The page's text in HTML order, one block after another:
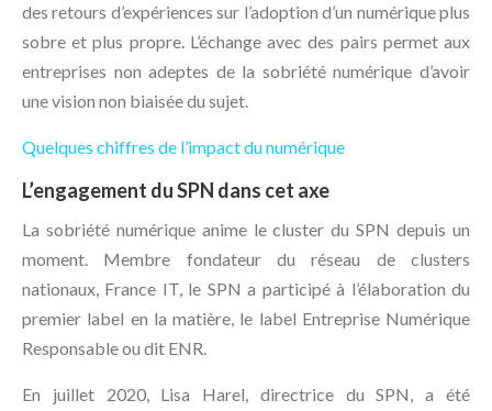
des retours d’expériences sur l’adoption d’un numérique plus
sobre et plus propre. L’échange avec des pairs permet aux
entreprises non adeptes de la sobriété numérique d’avoir
une vision non biaisée du sujet.
Quelques chiffres de l’impact du numérique
L’engagement du SPN dans cet axe
La sobriété numérique anime le cluster du SPN depuis un
moment. Membre fondateur du réseau de clusters
nationaux, France IT, le SPN a participé à l’élaboration du
premier label en la matière, le label Entreprise Numérique
Responsable ou dit ENR.
En juillet 2020, Lisa Harel, directrice du SPN, a été